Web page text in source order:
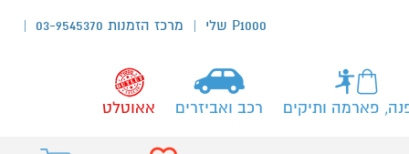
P1000 שלי מרכז הזמנות 03-9545370
פארמה ותיקים רכב ואביזרים אאוטלט